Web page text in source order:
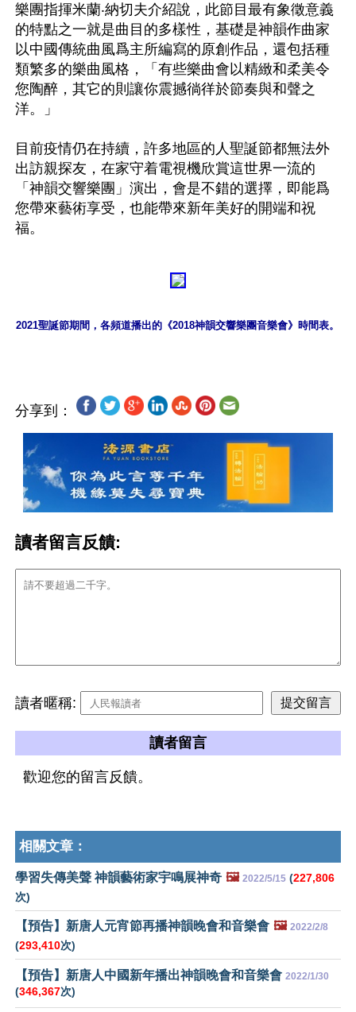
樂團指揮米蘭‧納切夫介紹說，此節目最有象徵意義
的特點之一就是曲目的多樣性，基礎是神韻作曲家
以中國傳統曲風爲主所編寫的原創作品，還包括種
類繁多的樂曲風格，「有些樂曲會以精緻和柔美令
您陶醉，其它的則讓你震撼徜徉於節奏與和聲之
洋。」
目前疫情仍在持續，許多地區的人聖誕節都無法外
出訪親探友，在家守着電視機欣賞這世界一流的
「神韻交響樂團」演出，會是不錯的選擇，即能爲
您帶來藝術享受，也能帶來新年美好的開端和祝
2021聖誕節期間，各頻道播出的《2018神韻交響樂團音樂會》時間表。
分享到：
讀者留言反饋:
讀者暱稱:
讀者留言
歡迎您的留言反饋。
相關文章：
學習失傳美聲 神韻藝術家宇鳴展神奇 🖼️ 2022/5/15 (227,806
次)
【預告】新唐人元宵節再播神韻晚會和音樂會 🖼️ 2022/2/8
(293,410次)
【預告】新唐人中國新年播出神韻晚會和音樂會 2022/1/30
(346,367次)